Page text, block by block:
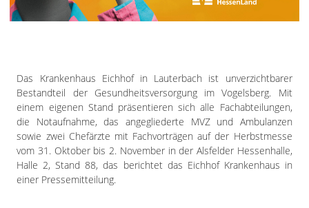
Das Krankenhaus Eichhof in Lauterbach ist unverzichtbarer
Bestandteil der Gesundheitsversorgung im Vogelsberg. Mit
einem eigenen Stand präsentieren sich alle Fachabteilungen,
die Notaufnahme, das angegliederte MVZ und Ambulanzen
sowie zwei Chefärzte mit Fachvorträgen auf der Herbstmesse
vom 31. Oktober bis 2. November in der Alsfelder Hessenhalle,
Halle 2, Stand 88, das berichtet das Eichhof Krankenhaus in
einer Pressemitteilung.